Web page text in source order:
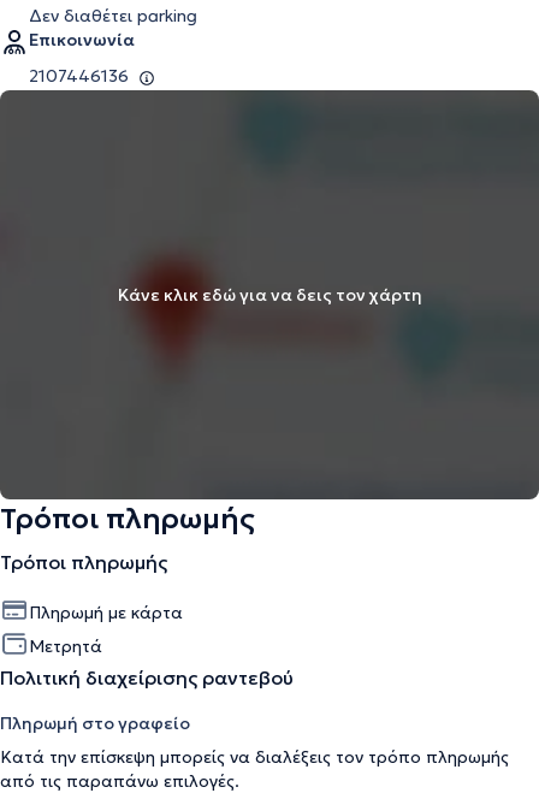
Δεν διαθέτει parking
Επικοινωνία
2107446136
Κάνε κλικ εδώ για να δεις τον χάρτη
Τρόποι πληρωμής
Τρόποι πληρωμής
Πληρωμή με κάρτα
Μετρητά
Πολιτική διαχείρισης ραντεβού
Πληρωμή στο γραφείο
Κατά την επίσκεψη μπορείς να διαλέξεις τον τρόπο πληρωμής
από τις παραπάνω επιλογές.